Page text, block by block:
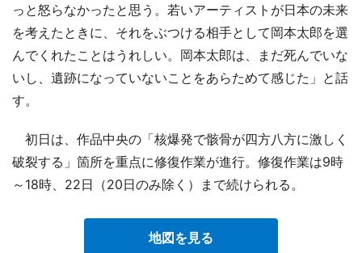
っと怒らなかったと思う。若いアーティストが日本の未来
を考えたときに、それをぶつける相手として岡本太郎を選
んでくれたことはうれしい。岡本太郎は、まだ死んでいな
いし、遺跡になっていないことをあらためて感じた」と話
す。
初日は、作品中央の「核爆発で骸骨が四方八方に激しく
破裂する」箇所を重点に修復作業が進行。修復作業は9時
～18時、22日（20日のみ除く）まで続けられる。
地図を見る